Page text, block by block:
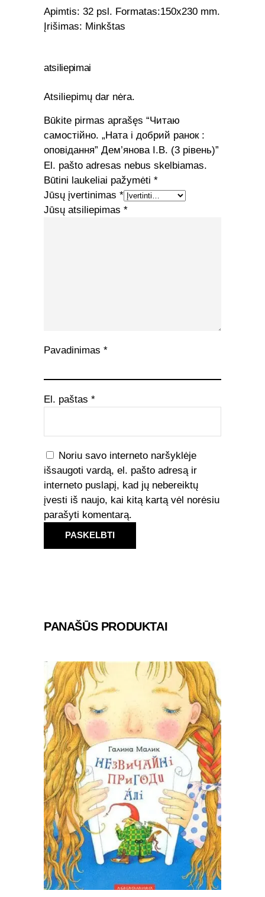
Apimtis: 32 psl. Formatas:150х230 mm.
Įrišimas: Minkštas
atsiliepimai
Atsiliepimų dar nėra.
Būkite pirmas aprašęs “Читаю
самостійно. „Ната і добрий ранок :
оповідання” Дем’янова І.В. (3 рівень)”
El. pašto adresas nebus skelbiamas.
Būtini laukeliai pažymėti *
Jūsų įvertinimas *
Jūsų atsiliepimas *
Pavadinimas *
El. paštas *
Noriu savo interneto naršyklėje
išsaugoti vardą, el. pašto adresą ir
interneto puslapį, kad jų nebereiktų
įvesti iš naujo, kai kitą kartą vėl norėsiu
parašyti komentarą.
PANAŠŪS PRODUKTAI